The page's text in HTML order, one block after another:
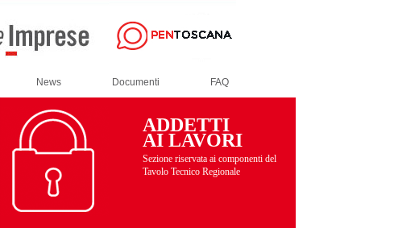
News Documenti FAQ
ADDETTI
AI LAVORI
Sezione riservata ai componenti del
Tavolo Tecnico Regionale